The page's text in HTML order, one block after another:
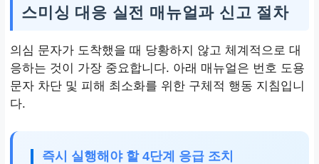
스미싱 대응 실전 매뉴얼과 신고 절차
의심 문자가 도착했을 때 당황하지 않고 체계적으로 대
응하는 것이 가장 중요합니다. 아래 매뉴얼은 번호 도용
문자 차단 및 피해 최소화를 위한 구체적 행동 지침입니
다.
즉시 실행해야 할 4단계 응급 조치